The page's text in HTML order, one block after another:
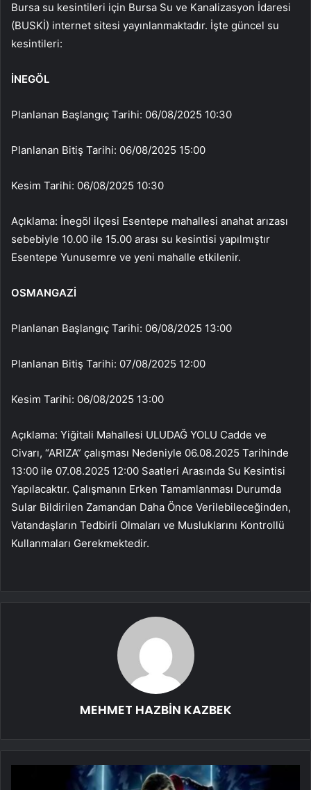
Bursa su kesintileri için Bursa Su ve Kanalizasyon İdaresi
(BUSKİ) internet sitesi yayınlanmaktadır. İşte güncel su
kesintileri:
İNEGÖL
Planlanan Başlangıç Tarihi: 06/08/2025 10:30
Planlanan Bitiş Tarihi: 06/08/2025 15:00
Kesim Tarihi: 06/08/2025 10:30
Açıklama: İnegöl ilçesi Esentepe mahallesi anahat arızası
sebebiyle 10.00 ile 15.00 arası su kesintisi yapılmıştır
Esentepe Yunusemre ve yeni mahalle etkilenir.
OSMANGAZİ
Planlanan Başlangıç Tarihi: 06/08/2025 13:00
Planlanan Bitiş Tarihi: 07/08/2025 12:00
Kesim Tarihi: 06/08/2025 13:00
Açıklama: Yiğitali Mahallesi ULUDAĞ YOLU Cadde ve
Civarı, “ARIZA” çalışması Nedeniyle 06.08.2025 Tarihinde
13:00 ile 07.08.2025 12:00 Saatleri Arasında Su Kesintisi
Yapılacaktır. Çalışmanın Erken Tamamlanması Durumda
Sular Bildirilen Zamandan Daha Önce Verilebileceğinden,
Vatandaşların Tedbirli Olmaları ve Musluklarını Kontrollü
Kullanmaları Gerekmektedir.
MEHMET HAZBİN KAZBEK